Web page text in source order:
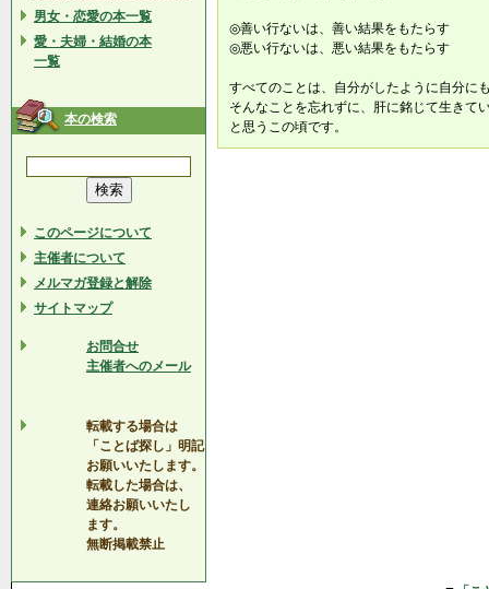
男女・恋愛の本一覧
愛・夫婦・結婚の本
一覧
本の検索
このページについて
主催者について
メルマガ登録と解除
サイトマップ
お問合せ
主催者へのメール
転載する場合は
「ことば探し」明記
お願いいたします。
転載した場合は、
連絡お願いいたし
ます。
無断掲載禁止
◎善い行ないは、善い結果をもたらす
◎悪い行ないは、悪い結果をもたらす
すべてのことは、自分がしたように自分に
そんなことを忘れずに、肝に銘じて生きて
と思うこの頃です。